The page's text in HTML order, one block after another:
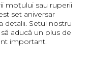
moțului sau ruperii
set aniversar
detalii. Setul nostru
aducă un plus de
important.